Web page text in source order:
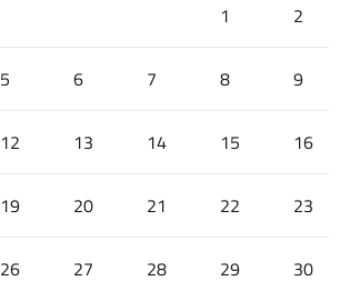
1 2
5 6 7 8 9
12 13 14 15 16
19 20 21 22 23
26 27 28 29 30